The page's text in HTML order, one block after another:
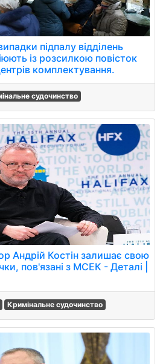
підпалу відділень
із розсилкою повісток
комплектування.
судочинство
Андрій Костін залишає свою
пов'язані з МСЕК - Деталі |
Кримінальне судочинство